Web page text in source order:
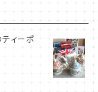
ティーポ